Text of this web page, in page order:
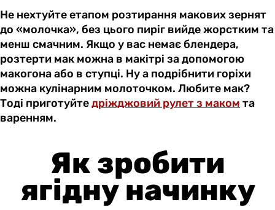
Не нехтуйте етапом розтирання макових зернят
до «молочка», без цього пиріг вийде жорстким та
менш смачним. Якщо у вас немає блендера,
розтерти мак можна в макітрі за допомогою
макогона або в ступці. Ну а подрібнити горіхи
можна кулінарним молоточком. Любите мак?
Тоді приготуйтедріжджовий рулет з маком та
варенням.
Як зробити
ягідну начинку